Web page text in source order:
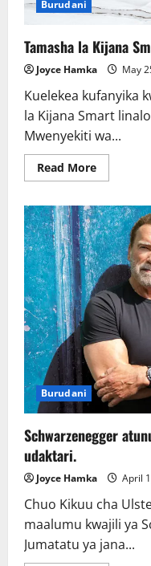
Burudani
Tamasha la Kijana
Joyce Hamka May
Kuelekea kufanyika
la Kijana Smart
Mwenyekiti wa...
Read MoreRead
more
la
Kijana
Smart
Msimu
wa
nne
Burudani
Schwarzenegger
udaktari.
Joyce Hamka April
Chuo Kikuu cha
maalumu kwajili ya
Jumatatu ya jana...